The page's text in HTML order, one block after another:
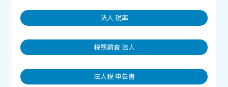
法人 税率
税務調査 法人
法人税 申告書